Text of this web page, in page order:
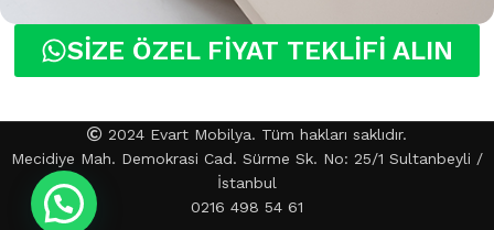
SİZE ÖZEL FİYAT TEKLİFİ ALIN
2024 Evart Mobilya. Tüm hakları saklıdır.
Mecidiye Mah. Demokrasi Cad. Sürme Sk. No: 25/1 Sultanbeyli /
İstanbul
0216 498 54 61